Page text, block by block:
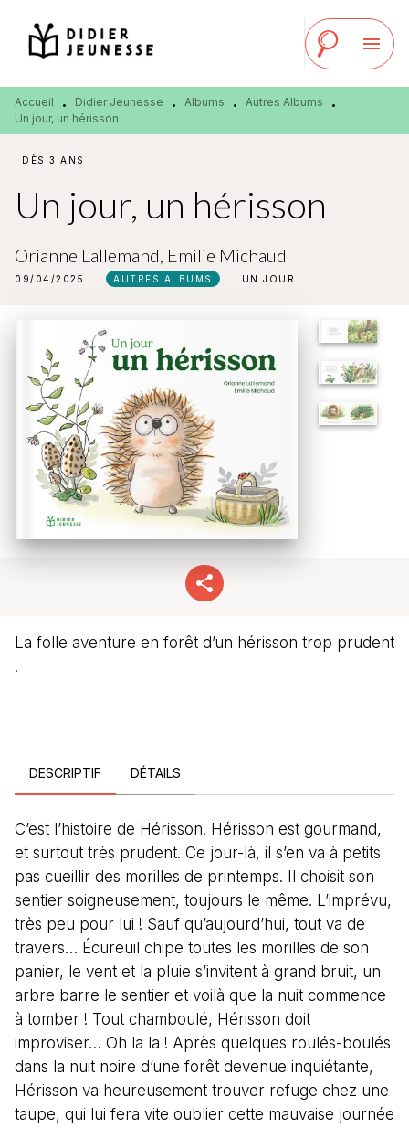
MENU RECHERCHE
PIED DE PAGE
menu
Accueil • Didier Jeunesse • Albums • Autres Albums
•
Un jour, un hérisson
DÈS 3 ANS
Un jour, un hérisson
Orianne Lallemand Emilie Michaud
09/04/2025 AUTRES ALBUMS UN JOUR...
La folle aventure en forêt d’un hérisson trop prudent
!
DESCRIPTIF DÉTAILS
C’est l’histoire de Hérisson. Hérisson est gourmand,
et surtout très prudent. Ce jour-là, il s’en va à petits
pas cueillir des morilles de printemps. Il choisit son
sentier soigneusement, toujours le même. L’imprévu,
très peu pour lui ! Sauf qu’aujourd’hui, tout va de
travers… Écureuil chipe toutes les morilles de son
panier, le vent et la pluie s’invitent à grand bruit, un
arbre barre le sentier et voilà que la nuit commence
à tomber ! Tout chamboulé, Hérisson doit
improviser… Oh la la ! Après quelques roulés-boulés
dans la nuit noire d’une forêt devenue inquiétante,
Hérisson va heureusement trouver refuge chez une
taupe, qui lui fera vite oublier cette mauvaise journée